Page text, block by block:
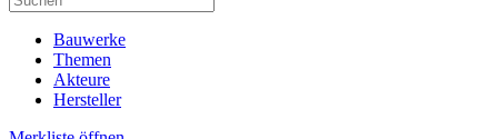
Bauwerke
Themen
Akteure
Hersteller